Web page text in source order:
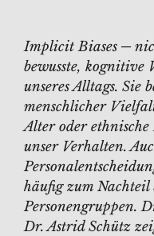
Implicit Biases ─
bewusste, kognitive
unseres Alltags. Sie
menschlicher
Alter oder
unser Verhalten.
häufig zum Nachteil
Personengruppen.
Dr. Astrid Schütz